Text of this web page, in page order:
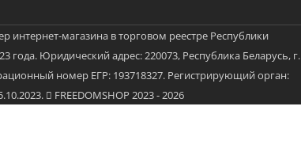
магазина в торговом реестре Республики
года. Юридический адрес: 220073, Республика Беларусь, г.
номер ЕГР: 193718327. Регистрирующий орган:
FREEDOMSHOP 2023 - 2026